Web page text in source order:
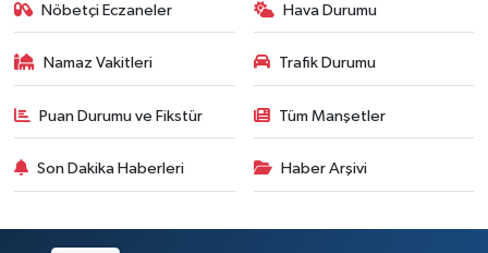
Nöbetçi Eczaneler Hava Durumu
Namaz Vakitleri Trafik Durumu
Puan Durumu ve Fikstür Tüm Manşetler
Son Dakika Haberleri Haber Arşivi